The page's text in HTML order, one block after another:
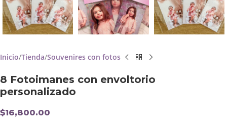
Inicio Tienda Souvenires con fotos
8 Fotoimanes con envoltorio
personalizado
$16,800.00